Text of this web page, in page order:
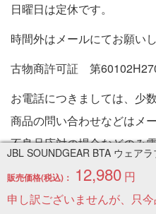
JBL SOUNDGEAR BTA ウェア
販売価格(税込)： 12,980 円
申し訳ございませんが、只今
日曜日は定休です。
時間外はメールにてお願い
古物商許可証 第
お電話につきましては、少
商品の問い合わせなどはメ
不良品応対の場合などのみ
特定商取引法に基づく表記